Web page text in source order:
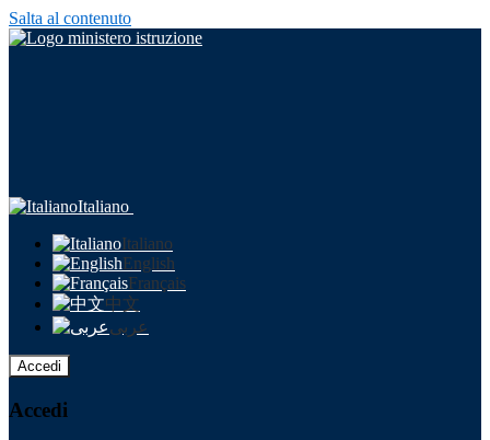
Salta al contenuto
Italiano
Italiano
English
Français
中文
عربى
Accedi
Accedi